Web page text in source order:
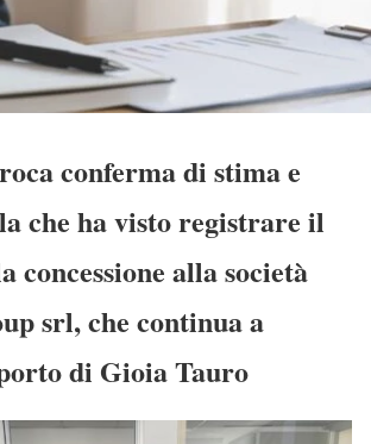
conferma di stima e
che ha visto registrare il
concessione alla società
srl, che continua a
di Gioia Tauro